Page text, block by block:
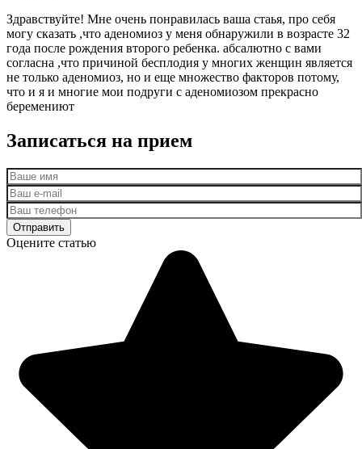
Здравствуйте! Мне очень понравилась ваша стаья, про себя
могу сказать ,что аденомиоз у меня обнаружили в возрасте 32
года после рождения второго ребенка. абсалютно с вами
согласна ,что причиной бесплодия у многих женщин является
не только аденомиоз, но и еще множество факторов потому,
что и я и многие мои подруги с аденомиозом прекрасно
беремениют
Записаться на прием
Оцените статью